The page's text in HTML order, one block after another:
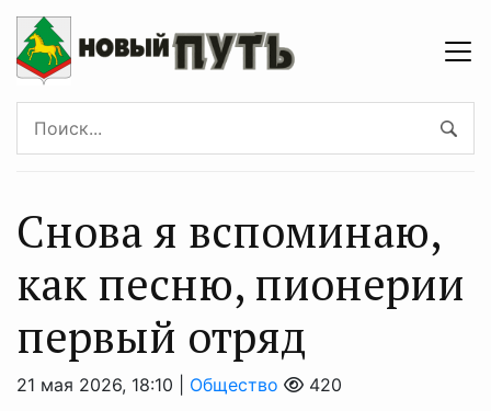
Снова я вспоминаю,
как песню, пионерии
первый отряд
21 мая 2026, 18:10 | Общество 420